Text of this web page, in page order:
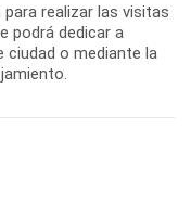
realizar las visitas
podrá dedicar a
o mediante la